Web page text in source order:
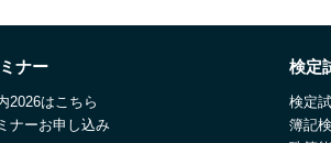
ナー
2026はこちら
ナーお申し込み
検定
検定
簿記